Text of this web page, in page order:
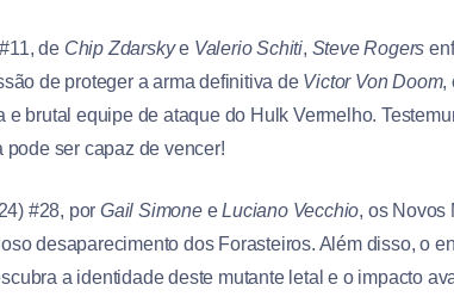
de Chip Zdarskye Valerio Schiti, Steve Rogers
de proteger a arma definitiva de Victor Von Doom,
e brutal equipe de ataque do Hulk Vermelho.
ser capaz de vencer!
#28, porGail SimoneeLuciano Vecchio, os Novos
desaparecimento dos Forasteiros. Além disso, o
a identidade deste mutante letal e o impacto